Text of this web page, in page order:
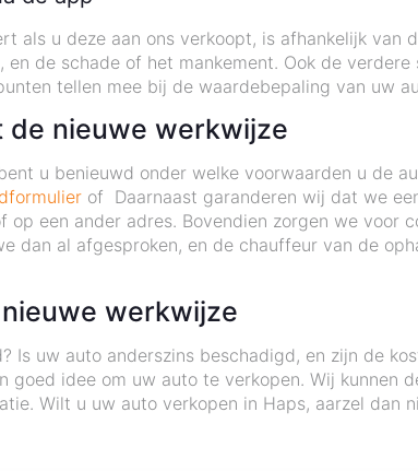
als u deze aan ons verkoopt, is afhankelijk van
en de schade of het mankement. Ook de
tellen mee bij de waardebepaling van uw
de nieuwe werkwijze
u benieuwd onder welke voorwaarden u de
of Daarnaast garanderen wij dat we
op een ander adres. Bovendien zorgen we
dan al afgesproken, en de chauffeur van de
werkwijze
Is uw auto anderszins beschadigd, en zijn de
goed idee om uw auto te verkopen. Wij kunnen
Wilt u uw auto verkopen in Haps, aarzel dan